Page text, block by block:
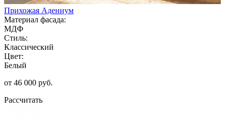
Прихожая Адениум
Материал фасада:
МДФ
Стиль:
Классический
Цвет:
Белый
от 46 000 руб.
Рассчитать